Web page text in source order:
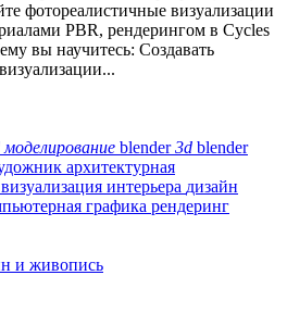
фотореалистичные визуализации
PBR, рендерингом в Cycles
вы научитесь: Создавать
моделирование blender3d blender
архитектурная
визуализация интерьера дизайн
графика рендеринг
и живопись